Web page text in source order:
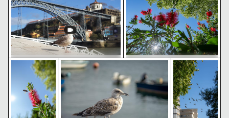
Douro in Porto, Portugal Porto
Möwe an der Ponte Dom Luís I in Leuchtende Zylinderputzer-
Blüten vor klarem blauem
Himmel
Asiatische Hornisse fliegt nahe einer leuchtend
Junge Möwe blickt auf Jachthafen mit
Schwarm